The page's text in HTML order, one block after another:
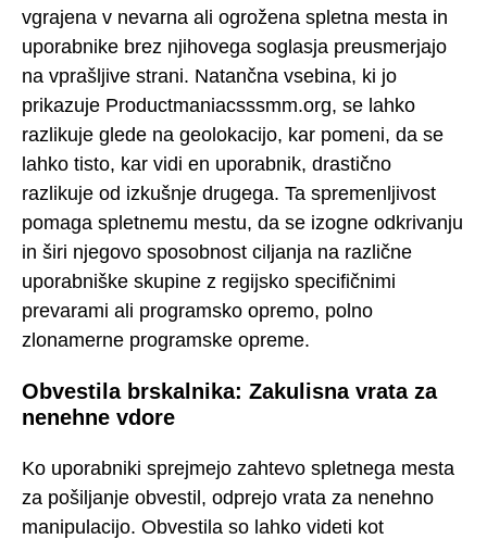
vgrajena v nevarna ali ogrožena spletna mesta in
uporabnike brez njihovega soglasja preusmerjajo
na vprašljive strani. Natančna vsebina, ki jo
prikazuje Productmaniacsssmm.org, se lahko
razlikuje glede na geolokacijo, kar pomeni, da se
lahko tisto, kar vidi en uporabnik, drastično
razlikuje od izkušnje drugega. Ta spremenljivost
pomaga spletnemu mestu, da se izogne odkrivanju
in širi njegovo sposobnost ciljanja na različne
uporabniške skupine z regijsko specifičnimi
prevarami ali programsko opremo, polno
zlonamerne programske opreme.
Obvestila brskalnika: Zakulisna vrata za
nenehne vdore
Ko uporabniki sprejmejo zahtevo spletnega mesta
za pošiljanje obvestil, odprejo vrata za nenehno
manipulacijo. Obvestila so lahko videti kot